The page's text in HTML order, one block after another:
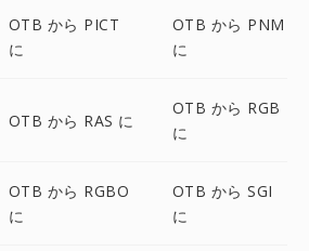
OTB から PICT
に
OTB から PNM
に
OTB から RAS に
OTB から RGB
に
OTB から RGBO
に
OTB から SGI
に